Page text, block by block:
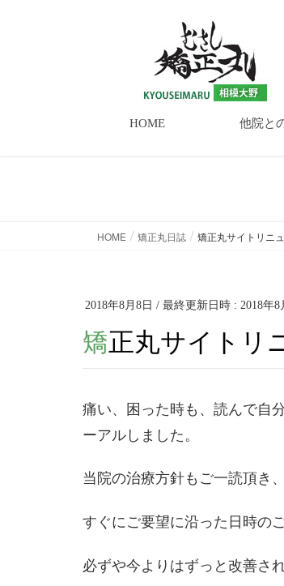
HOME 他院と
HOME 矯正丸日誌 矯正丸サイトリニ
2018年8月8日 / 最終更新日時 : 2018年8
矯正丸サイト
痛い、困った時も、読んで自
ーアルしました。
当院の治療方針もご一読頂き
すぐにご要望に沿った日時の
必ずや今よりはずっと改善さ